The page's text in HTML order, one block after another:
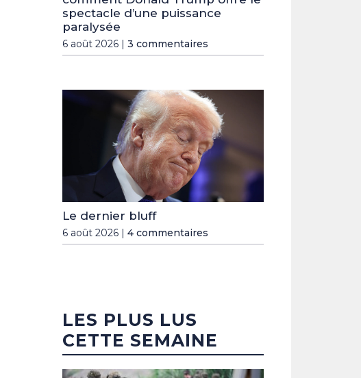
spectacle d’une puissance
paralysée
6 août 2026 | 3 commentaires
Le dernier bluff
6 août 2026 | 4 commentaires
LES PLUS LUS
CETTE SEMAINE